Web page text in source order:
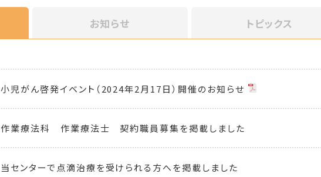
お知らせ トピックス
小児がん啓発イベント（2024年2月17日）開催のお知らせ
作業療法科 作業療法士 契約職員募集を掲載しました
当センターで点滴治療を受けられる方へを掲載しました